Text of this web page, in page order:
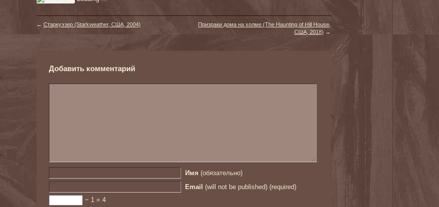
← Старкуэзер (Starkweather, США, 2004)
Призраки дома на холме (The Haunting of Hill House,
США, 2018) →
Добавить комментарий
Имя (обязательно)
Email (will not be published) (required)
− 1 = 4